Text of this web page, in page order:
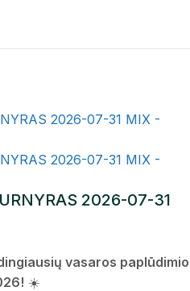
2026-07-31
vasaros paplūdimio
☀️